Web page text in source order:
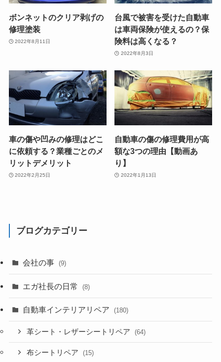
ボンネットのクリア剥げの
修理塗装
2022年8月11日
台風で被害を受けた自動車
は車両保険が使えるの？保
険料は高くなる？
2022年8月3日
車の傷や凹みの修理はどこ
に依頼する？業種ごとのメ
リットデメリット
2022年2月25日
自動車の傷の修理費用が高
額な3つの理由【動画あ
り】
2022年1月13日
ブログカテゴリー
会社の事 (9)
エガ社長の日常 (8)
自動車インテリアリペア (180)
革シート・レザーシートリペア (64)
布シートリペア (15)